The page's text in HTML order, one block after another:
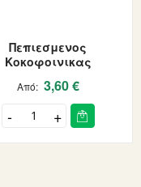
Πεπιεσμενος
Κοκοφοινικας
Από 3,60 €